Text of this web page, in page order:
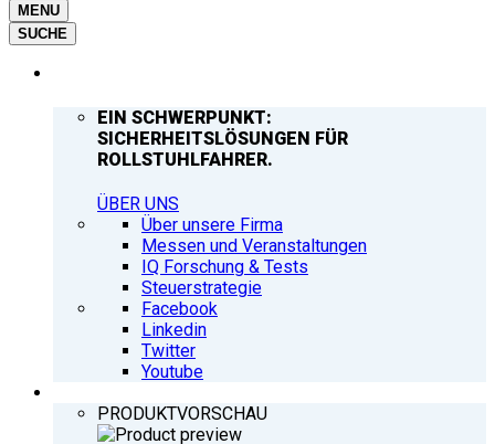
MENU
SUCHE
EIN SCHWERPUNKT:
SICHERHEITSLÖSUNGEN FÜR
ROLLSTUHLFAHRER.
ÜBER UNS
Über unsere Firma
Messen und Veranstaltungen
IQ Forschung & Tests
Steuerstrategie
Facebook
Linkedin
Twitter
Youtube
PRODUKTVORSCHAU